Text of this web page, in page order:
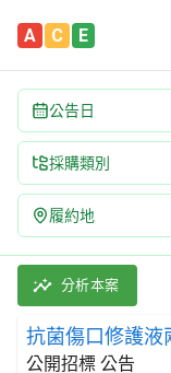
A C E
公告日
採購類別
履約地
抗菌傷口修護液兩
採購類別：財物類
分析本案
抗菌傷口修護液
公開招標 公告